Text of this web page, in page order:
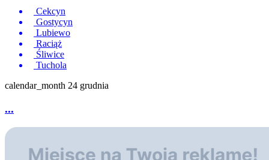
Cekcyn
Gostycyn
Lubiewo
Raciąż
Śliwice
Tuchola
calendar_month 24 grudnia
...